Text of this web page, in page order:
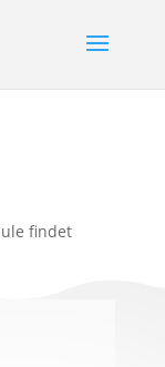
findet